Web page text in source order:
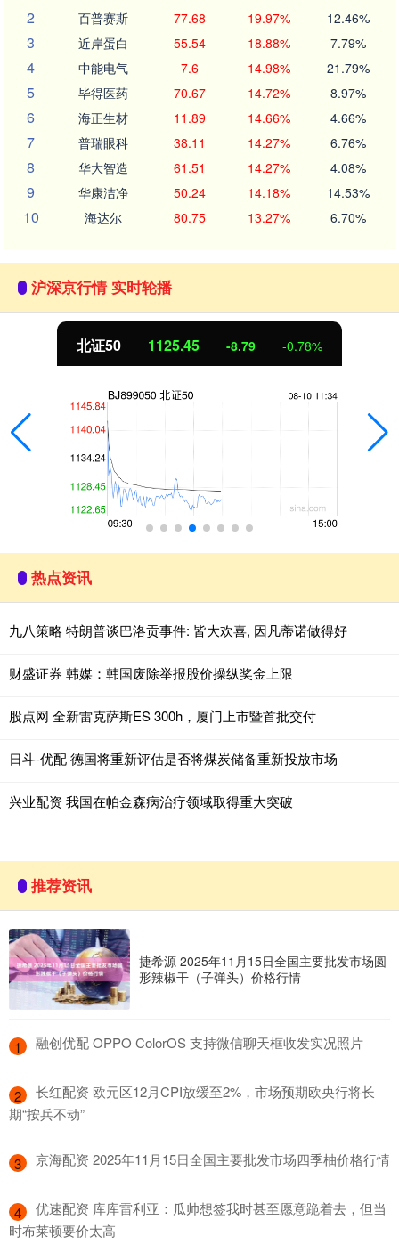
2 百普赛斯 77.68 19.97% 12.46%
3 近岸蛋白 55.54 18.88% 7.79%
4 中能电气 7.6 14.98% 21.79%
5 毕得医药 70.67 14.72% 8.97%
6 海正生材 11.89 14.66% 4.66%
7 普瑞眼科 38.11 14.27% 6.76%
8 华大智造 61.51 14.27% 4.08%
9 华康洁净 50.24 14.18% 14.53%
10 海达尔 80.75 13.27% 6.70%
沪深京行情 实时轮播
北证50 1125.45 -8.79 -0.78%
热点资讯
九八策略 特朗普谈巴洛贡事件: 皆大欢喜, 因凡蒂诺做得好
财盛证券 韩媒：韩国废除举报股价操纵奖金上限
股点网 全新雷克萨斯ES 300h，厦门上市暨首批交付
日斗-优配 德国将重新评估是否将煤炭储备重新投放市场
兴业配资 我国在帕金森病治疗领域取得重大突破
推荐资讯
捷希源 2025年11月15日全国主要批发市场圆
形辣椒干（子弹头）价格行情
1 ​融创优配 OPPO ColorOS 支持微信聊天框收发实况照片
2
​长红配资 欧元区12月CPI放缓至2%，市场预期欧央行将长
期“按兵不动”
3 ​京海配资 2025年11月15日全国主要批发市场四季柚价格行情
4
​优速配资 库库雷利亚：瓜帅想签我时甚至愿意跪着去，但当
时布莱顿要价太高